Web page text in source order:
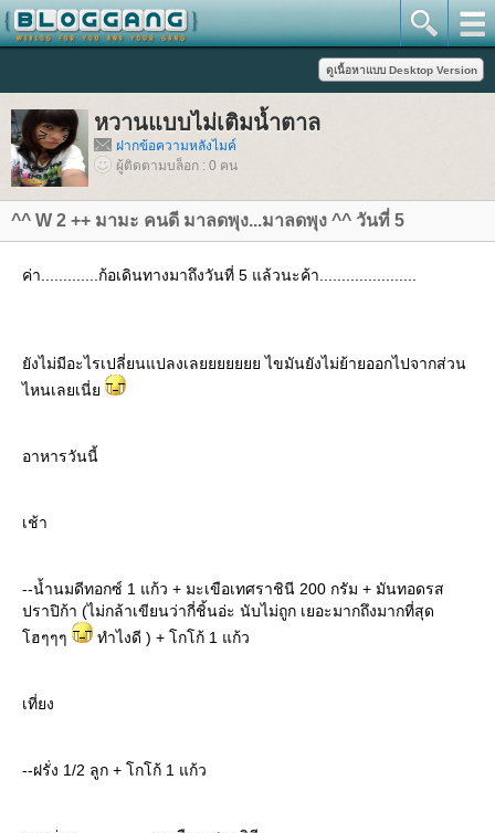
หวานแบบไม่เติมน้ำตาล
ฝากข้อความหลังไมค์
ผู้ติดตามบล็อก : 0 คน
^^ W 2 ++ มามะ คนดี มาลดพุง...มาลดพุง ^^ วันที่ 5
ค่า.............ก้อเดินทางมาถึงวันที่ 5 แล้วนะค้า......................
ังไม่มีอะไรเปลี่ยนแปลงเลยยยยยยย ไขมันยังไม่ย้ายออกไปจากส่วน
ไหนเลยเนี่
อาหารวันนี้
เช้า
--น้ำนมดีทอกซ์ 1 แก้ว + มะเขือเทศราชินี 200 กรัม + มันทอดรส
ปราปิก้า (ไม่กล้าเขียนว่ากี่ชิ้นอ่ะ นับไม่ถูก เยอะมากถึงมากที่สุด
ฮๆๆๆ
ทำไงดี ) + โกโก้ 1 แก้ว
เที่ยง
--ฝรั่ง 1/2 ลูก + โกโก้ 1 แก้ว